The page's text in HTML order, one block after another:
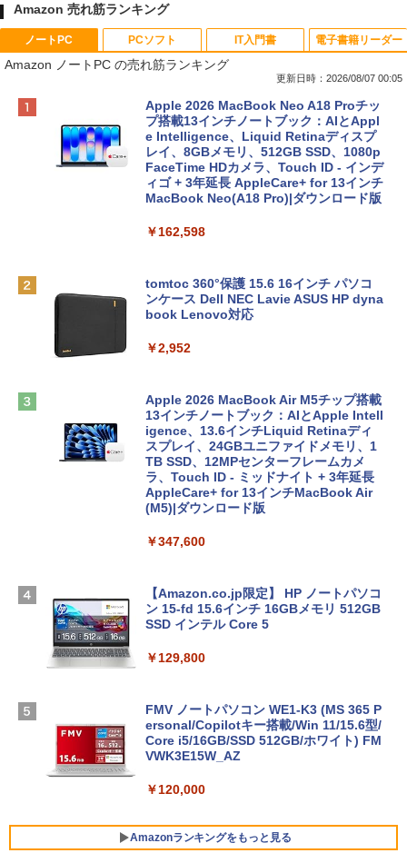
Amazon 売れ筋ランキング
ノートPC
Amazon ノートPC の売れ筋ランキング
更新日時：2026/08/07 00:05
Apple 2026 MacBook Neo A18 Proチッ
プ搭載13インチノートブック：AIとAppl
e Intelligence、Liquid Retinaディスプ
レイ、8GBメモリ、512GB SSD、1080p
FaceTime HDカメラ、Touch ID - インデ
ィゴ + 3年延長 AppleCare+ for 13インチ
MacBook Neo(A18 Pro)|ダウンロード版
￥162,598
tomtoc 360°保護 15.6 16インチ パソコ
ンケース Dell NEC Lavie ASUS HP dyna
book Lenovo対応
￥2,952
Apple 2026 MacBook Air M5チップ搭載
13インチノートブック：AIとApple Intell
igence、13.6インチLiquid Retinaディ
スプレイ、24GBユニファイドメモリ、1
TB SSD、12MPセンターフレームカメ
ラ、Touch ID - ミッドナイト + 3年延長
AppleCare+ for 13インチMacBook Air
(M5)|ダウンロード版
￥347,600
【Amazon.co.jp限定】 HP ノートパソコ
ン 15-fd 15.6インチ 16GBメモリ 512GB
SSD インテル Core 5
￥129,800
FMV ノートパソコン WE1-K3 (MS 365 P
ersonal/Copilotキー搭載/Win 11/15.6型/
Core i5/16GB/SSD 512GB/ホワイト) FM
VWK3E15W_AZ
￥120,000
Amazonランキングをもっと見る
PCソフト IT入門書 電子書籍リーダー